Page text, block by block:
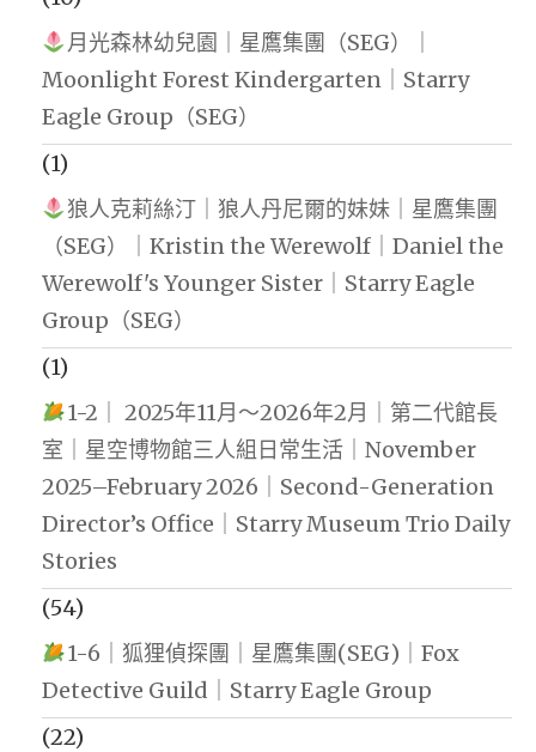
月光森林幼兒園｜星鷹集團（SEG）｜
Moonlight Forest Kindergarten｜Starry
Eagle Group（SEG）
(1)
狼人克莉絲汀｜狼人丹尼爾的妹妹｜星鷹集團
（SEG）｜Kristin the Werewolf｜Daniel the
Werewolf's Younger Sister｜Starry Eagle
Group（SEG）
(1)
1-2｜ 2025年11月～2026年2月｜第二代館長
室｜星空博物館三人組日常生活｜November
2025–February 2026｜Second-Generation
Director’s Office｜Starry Museum Trio Daily
Stories
(54)
1-6｜狐狸偵探團｜星鷹集團(SEG)｜Fox
Detective Guild｜Starry Eagle Group
(22)